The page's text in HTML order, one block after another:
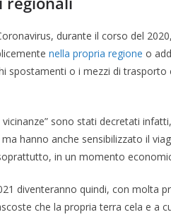
durante il corso del
nella propria regione o
spostamenti o i mezzi di
vicinanze” sono stati decretati
hanno anche sensibilizzato il
in un momento
diventeranno quindi, con molta
che la propria terra cela e a